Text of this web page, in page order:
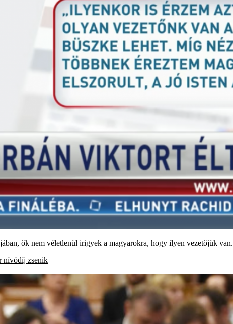
ők nem véletlenül irigyek a magyarokra, hogy ilyen vezetőjük van.
nívódíj zsenik